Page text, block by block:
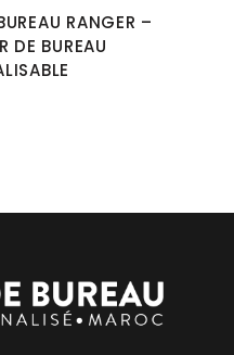
RANGER –
DE BUREAU